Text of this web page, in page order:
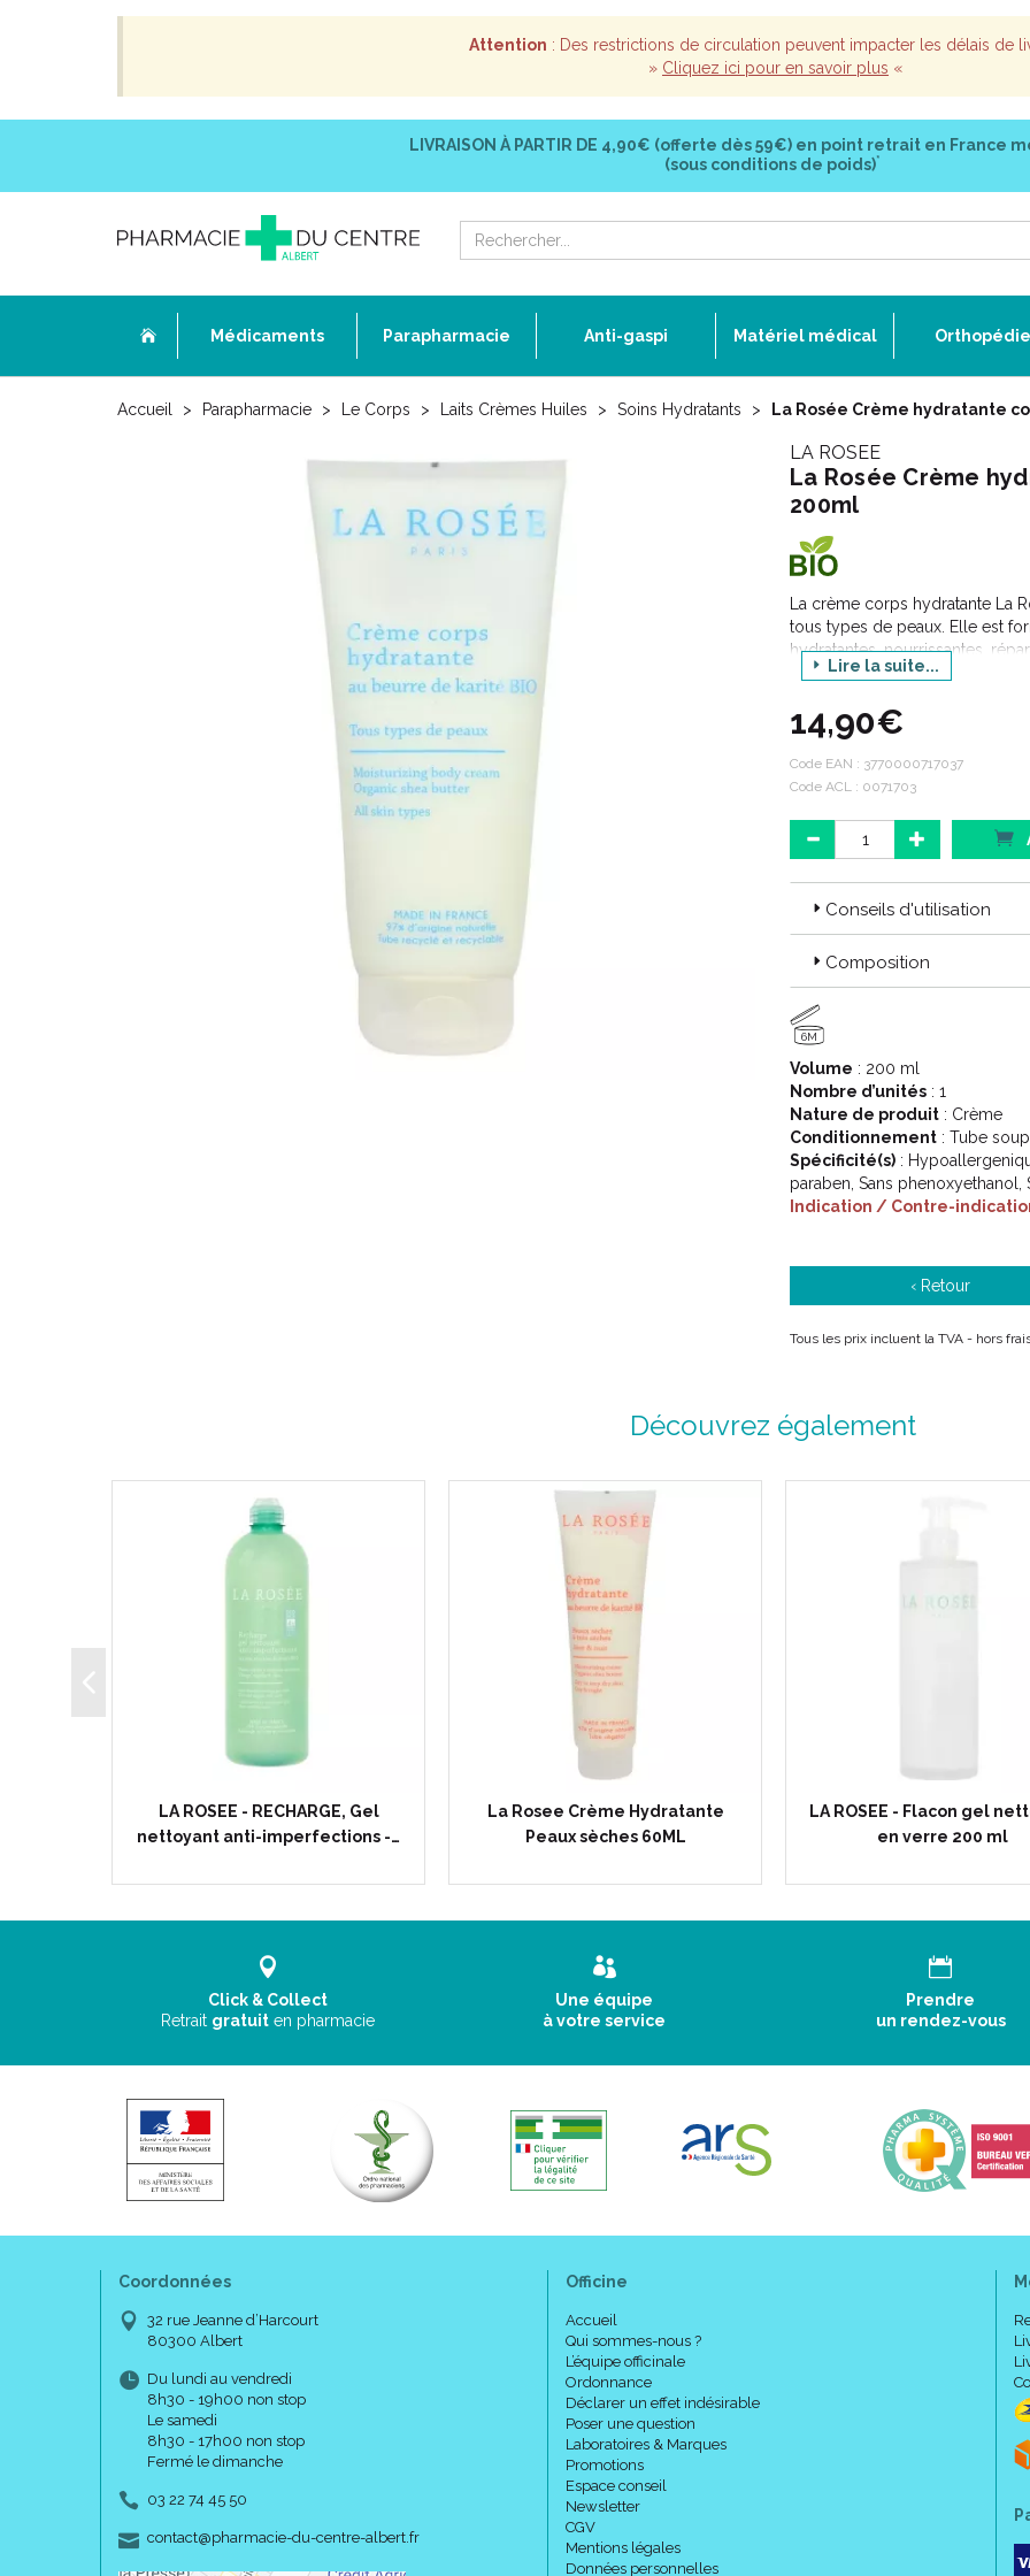
Attention : Des restrictions de circulation peuvent impacter les délais de
» Cliquez ici pour en savoir plus «
LIVRAISON À PARTIR DE 4,90€ (offerte dès 59€) en point retrait en France
(sous conditions de poids)*
Médicaments Parapharmacie Anti-gaspi Matériel médical Orthopédie
Accueil Parapharmacie Le Corps Laits Crèmes Huiles Soins Hydratants La Rosée Crème hydratante
LA ROSEE
La Rosée Crème
200ml
La crème corps hydratante La
tous types de peaux. Elle est
hydratantes, nourrissantes,
hydrater, lisser et assouplir la
rouge qui ont des propriétés
du vieillissement cutané
et la laisse délicatement
Lire la suite...
14,90€
Code EAN : 3770000717037
Code ACL : 0071703
Conseils d'utilisation
Composition
6M
Volume : 200 ml
Nombre d’unités : 1
Nature de produit : Crème
Conditionnement : Tube
Spécificité(s) :
paraben, Sans phenoxyethanol,
Indication / Contre-
‹ Retour
Tous les prix incluent la TVA - hors
Découvrez également
LA ROSEE - RECHARGE, Gel
nettoyant anti-imperfections -…
La Rosee Crème Hydratante
Peaux sèches 60ML
LA ROSEE - Flacon gel
en verre 200 ml
Click & Collect
Retrait gratuit en pharmacie
Une équipe
à votre service
Prendre
un rendez-vous
Coordonnées
32 rue Jeanne d’Harcourt
80300 Albert
Du lundi au vendredi
8h30 - 19h00 non stop
Le samedi
8h30 - 17h00 non stop
Fermé le dimanche
03 22 74 45 50
contact-
@-
pharmacie-du-centre-albert.fr
Officine
Accueil
Qui sommes-nous ?
L’équipe officinale
Ordonnance
Déclarer un effet indésirable
Poser une question
Laboratoires & Marques
Promotions
Espace conseil
Newsletter
CGV
Mentions légales
Données personnelles